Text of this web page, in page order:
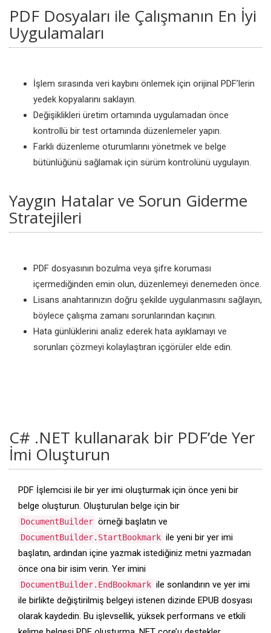
PDF Dosyaları ile Çalışmanın En İyi
Uygulamaları
İşlem sırasında veri kaybını önlemek için orijinal PDF’lerin
yedek kopyalarını saklayın.
Değişiklikleri üretim ortamında uygulamadan önce
kontrollü bir test ortamında düzenlemeler yapın.
Farklı düzenleme oturumlarını yönetmek ve belge
bütünlüğünü sağlamak için sürüm kontrolünü uygulayın.
Yaygın Hatalar ve Sorun Giderme
Stratejileri
PDF dosyasının bozulma veya şifre koruması
içermediğinden emin olun, düzenlemeyi denemeden önce.
Lisans anahtarınızın doğru şekilde uygulanmasını sağlayın,
böylece çalışma zamanı sorunlarından kaçının.
Hata günlüklerini analiz ederek hata ayıklamayı ve
sorunları çözmeyi kolaylaştıran içgörüler elde edin.
C# .NET kullanarak bir PDF’de Yer
İmi Oluşturun
PDF İşlemcisi ile bir yer imi oluşturmak için önce yeni bir
belge oluşturun. Oluşturulan belge için bir
DocumentBuilder örneği başlatın ve
DocumentBuilder.StartBookmark ile yeni bir yer imi
başlatın, ardından içine yazmak istediğiniz metni yazmadan
önce ona bir isim verin. Yer imini
DocumentBuilder.EndBookmark ile sonlandırın ve yer imi
ile birlikte değiştirilmiş belgeyi istenen dizinde EPUB dosyası
olarak kaydedin. Bu işlevsellik, yüksek performans ve etkili